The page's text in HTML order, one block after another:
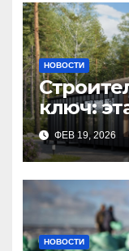
НОВОСТИ
ключ:
ФЕВ 19, 2026
НОВОСТИ